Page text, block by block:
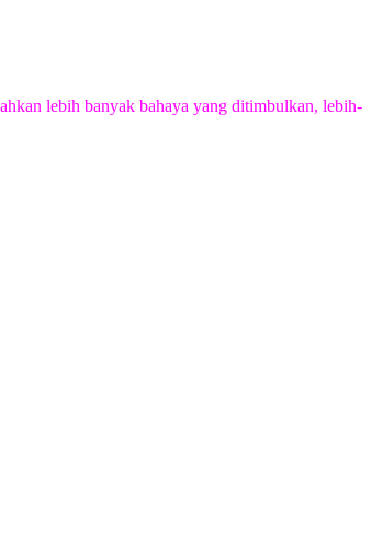
lebih banyak bahaya yang ditimbulkan, lebih-